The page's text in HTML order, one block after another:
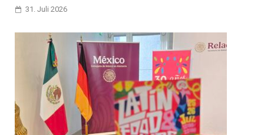
31. Juli 2026